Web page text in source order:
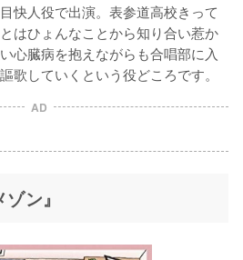
快人役で出演。表参道高校きって
はひょんなことから知り合い惹か
心臓病を抱えながらも合唱部に入
歌していくという役どころです。
AD
ン』